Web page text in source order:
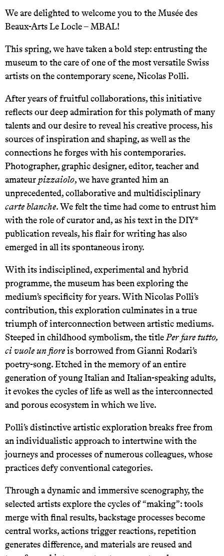
We are delighted to welcome you to the Musée des
Beaux-Arts Le Locle – MBAL!
This spring, we have taken a bold step: entrusting the
museum to the care of one of the most versatile Swiss
artists on the contemporary scene, Nicolas Polli.
After years of fruitful collaborations, this initiative
reflects our deep admiration for this polymath of many
talents and our desire to reveal his creative process, his
sources of inspiration and shaping, as well as the
connections he forges with his contemporaries.
Photographer, graphic designer, editor, teacher and
amateurpizzaiolo, we have granted him an
unprecedented, collaborative and multidisciplinary
carte blanche. We felt the time had come to entrust him
with the role of curator and, as his text in the DIY*
publication reveals, his flair for writing has also
emerged in all its spontaneous irony.
With its indisciplined, experimental and hybrid
programme, the museum has been exploring the
medium’s specificity for years. With Nicolas Polli’s
contribution, this exploration culminates in a true
triumph of interconnection between artistic mediums.
Steeped in childhood symbolism, the titlePer fare tutto,
ci vuole un fioreis borrowed from Gianni Rodari’s
poetry-song. Etched in the memory of an entire
generation of young Italian and Italian-speaking adults,
it evokes the cycles of life as well as the interconnected
and porous ecosystem in which we live.
Polli’s distinctive artistic exploration breaks free from
an individualistic approach to intertwine with the
journeys and processes of numerous colleagues, whose
practices defy conventional categories.
Through a dynamic and immersive scenography, the
selected artists explore the cycles of “making”: tools
merge with final results, backstage processes become
central works, actions trigger reactions, repetition
generates difference, and materials are reused and